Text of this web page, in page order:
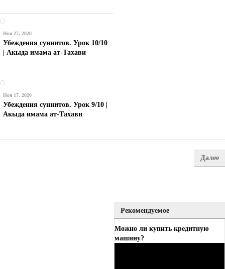
Ноя 27, 2020
Убеждения суннитов. Урок 10/10
| Акыда имама ат-Тахави
Ноя 17, 2020
Убеждения суннитов. Урок 9/10 |
Акыда имама ат-Тахави
Далее
Рекомендуемое
Можно ли купить кредитную
машину?